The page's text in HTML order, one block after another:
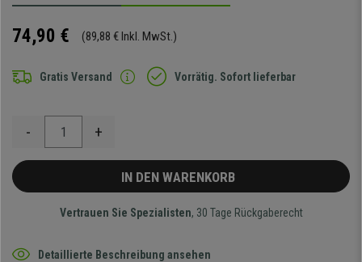
74,90 € (89,88 € Inkl. MwSt.)
Gratis Versand Vorrätig. Sofort lieferbar
- +
IN DEN WARENKORB
Vertrauen Sie Spezialisten, 30 Tage Rückgaberecht
Detaillierte Beschreibung ansehen